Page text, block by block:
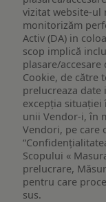
vizitat website-ul
monitorizăm
Activ (DA) in
scop implică
plasare/
Cookie, de către
prelucreaza
excepția situației
unii Vendor-i, în
Vendori, pe care
Scopului «
prelucrare,
pentru care
sus.